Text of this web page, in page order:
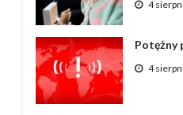
4
Potężny
4